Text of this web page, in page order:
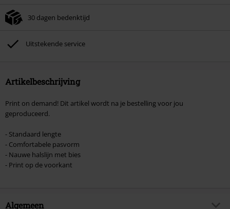
Kan niet gecombineerd worden met andere kortingscodes. Boeken, media,
Toten Hosen, Metality, cadeaubonnen en artikelen met een inbegrepen
donatie zijn uitgesloten van de korting.
30 dagen bedenktijd
Uitstekende service
Artikelbeschrijving
Print on demand! Dit artikel wordt na je bestelling voor jou
geproduceerd.
- Standaard lengte
- Comfortabele pasvorm
- Nauwe halslijn met bies
- Print op de voorkant
Algemeen